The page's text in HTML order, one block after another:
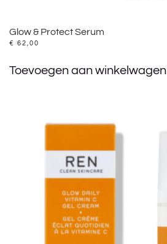
Glow & Protect Serum
€ 62,00
Toevoegen aan winkelwagen